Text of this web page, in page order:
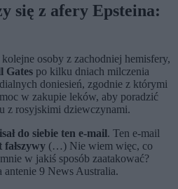
się z afery Epsteina:
osoby z zachodniej hemisfery,
Gates po kilku dniach milczenia
doniesień, zgodnie z którymi
w zakupie leków, aby poradzić
z rosyjskimi dziewczynami.
do siebie ten e-mail. Ten e-mail
fałszywy (…) Nie wiem więc, co
w jakiś sposób zaatakować?
antenie 9 News Australia.